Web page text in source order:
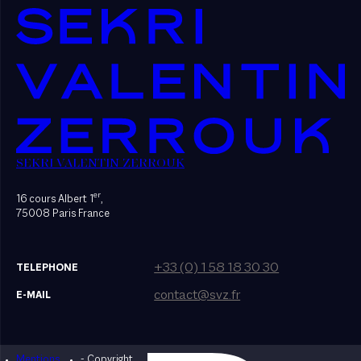
SEKRI VALENTIN ZERROUK
16 cours Albert 1er,
75008 Paris France
TELEPHONE +33 (0) 1 58 18 30 30
E-MAIL contact@svz.fr